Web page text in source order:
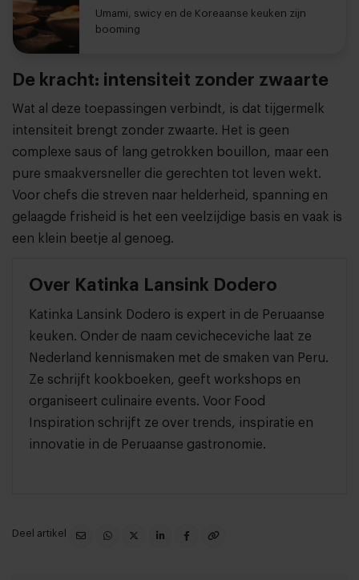
Umami, swicy en de Koreaanse keuken zijn
booming
De kracht: intensiteit zonder zwaarte
Wat al deze toepassingen verbindt, is dat tijgermelk
intensiteit brengt zonder zwaarte. Het is geen
complexe saus of lang getrokken bouillon, maar een
pure smaakversneller die gerechten tot leven wekt.
Voor chefs die streven naar helderheid, spanning en
gelaagde frisheid is het een veelzijdige basis en vaak is
een klein beetje al genoeg.
Over Katinka Lansink Dodero
Katinka Lansink Dodero is expert in de Peruaanse
keuken. Onder de naam cevicheceviche laat ze
Nederland kennismaken met de smaken van Peru.
Ze schrijft kookboeken, geeft workshops en
organiseert culinaire events. Voor Food
Inspiration schrijft ze over trends, inspiratie en
innovatie in de Peruaanse gastronomie.
Deel artikel